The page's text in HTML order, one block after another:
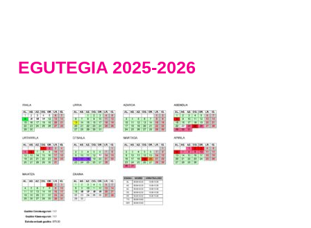
EGUTEGIA 2025-2026